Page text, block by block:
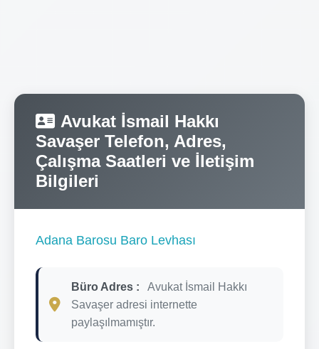
Avukat İsmail Hakkı
Savaşer Telefon, Adres,
Çalışma Saatleri ve İletişim
Bilgileri
Adana Barosu Baro Levhası
Büro Adres :
Avukat İsmail Hakkı
Savaşer adresi internette
paylaşılmamıştır.